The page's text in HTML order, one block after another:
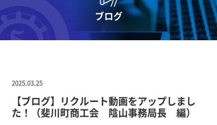
ブログ
2025.03.25
【ブログ】リクルート動画をアップしまし
た！（斐川町商工会 陰山事務局長 編）